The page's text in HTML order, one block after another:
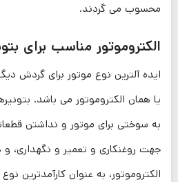
محسوب می گردند.
الکتروموتور مناسب برای
ایده آلترین نوع موتور برای گردش
یا همان الکتروموتور می باشد.
به سوختی برای موتور و نداشتن
جهت روغنکاری و تعمیر و نگهداری،
الکتروموتور، به عنوان کارآمدترین